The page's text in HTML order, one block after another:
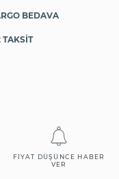
BEDAVA
TAKSİT
FIYAT DÜŞÜNCE HABER
VER